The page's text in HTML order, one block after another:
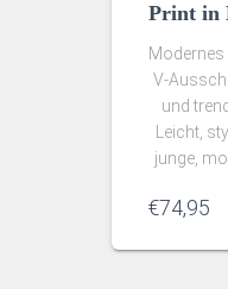
Print in
V-
und
Leicht,
junge,
€74,95